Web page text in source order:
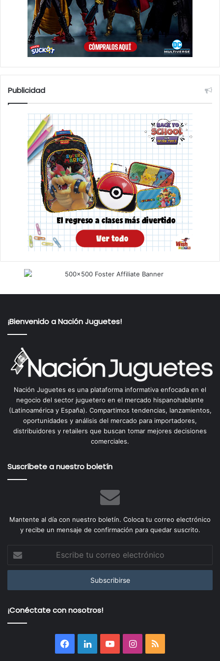
Publicidad
¡Bienvenido a Nación Juguetes!
Nación Juguetes es una plataforma informativa enfocada en el
negocio del sector juguetero en el mercado hispanohablante
(Latinoamérica y España). Compartimos tendencias, lanzamientos,
oportunidades y análisis del mercado para importadores,
distribuidores y retailers que buscan tomar mejores decisiones
comerciales.
Suscríbete a nuestro boletín
Mantente al día con nuestro boletín. Coloca tu correo electrónico
y recibe un mensaje de confirmación para quedar suscrito.
tu
correo
¡Conéctate con nosotros!
Facebook
LinkedInYouTubeInstagram